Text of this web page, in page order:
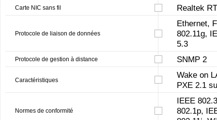
Carte NIC sans fil Realtek
Protocole de liaison de données
Ethernet,
802.11g,
5.3
Protocole de gestion à distance SNMP 2
Caractéristiques
Wake on
PXE 2.1
Normes de conformité
IEEE
802.1p,